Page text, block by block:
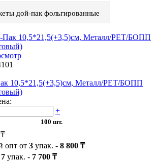
дой-пак фольгированные
10,5*21,5(+3,5)см, Металл/PET/БОПП
+
100 шт.
опт от 3 упак. - 8 800 ₸
7 упак. - 7 700 ₸